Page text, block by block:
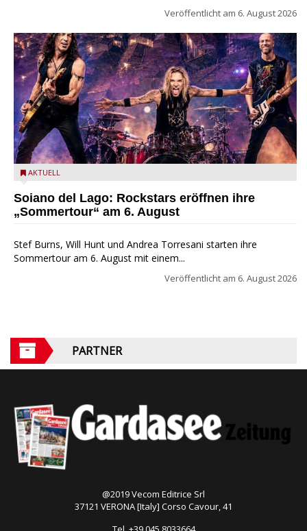
Veröffentlicht am 6. August 2026
Stef Burns, Will Hunt und Andrea Torresani im Summer Rock
AKTUELL
Soiano del Lago: Rockstars eröffnen ihre
„Sommertour“ am 6. August
Stef Burns, Will Hunt und Andrea Torresani starten ihre
Sommertour am 6. August mit einem...
Veröffentlicht am 6. August 2026
PARTNER
@2019 Vecom Editrice Srl
37121 VERONA [Italy] Corso Cavour, 41